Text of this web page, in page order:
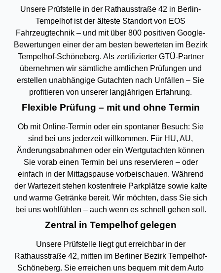
Unsere Prüfstelle in der Rathausstraße 42 in Berlin-
Tempelhof ist der älteste Standort von EOS
Fahrzeugtechnik – und mit über 800 positiven Google-
Bewertungen einer der am besten bewerteten im Bezirk
Tempelhof-Schöneberg. Als zertifizierter GTÜ-Partner
übernehmen wir sämtliche amtlichen Prüfungen und
erstellen unabhängige Gutachten nach Unfällen – Sie
profitieren von unserer langjährigen Erfahrung.
Flexible Prüfung – mit und ohne Termin
Ob mit Online-Termin oder ein spontaner Besuch: Sie
sind bei uns jederzeit willkommen. Für HU, AU,
Änderungsabnahmen oder ein Wertgutachten können
Sie vorab einen Termin bei uns reservieren – oder
einfach in der Mittagspause vorbeischauen. Während
der Wartezeit stehen kostenfreie Parkplätze sowie kalte
und warme Getränke bereit. Wir möchten, dass Sie sich
bei uns wohlfühlen – auch wenn es schnell gehen soll.
Zentral in Tempelhof gelegen
Unsere Prüfstelle liegt gut erreichbar in der
Rathausstraße 42, mitten im Berliner Bezirk Tempelhof-
Schöneberg. Sie erreichen uns bequem mit dem Auto